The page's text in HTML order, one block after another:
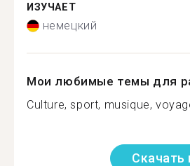
ИЗУЧАЕТ
немецкий
Мои любимые темы для
Culture, sport, musique,
Скачать